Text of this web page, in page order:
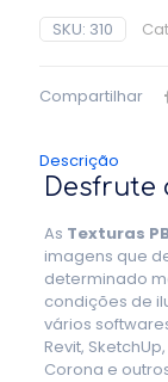
-
Coleção
Volume
SKU: 310
Compartilhar
Descrição
Desfrute
As Texturas
imagens que
determinado
condições de
vários
Revit,
Corona e